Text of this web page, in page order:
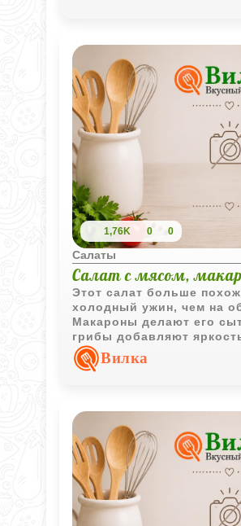
1,76K 0 0
Салаты
Салат с мясом,
Этот салат больше
холодный ужин, чем на
Макароны делают его
грибы добавляют
заправка не дает блюду
Вилка